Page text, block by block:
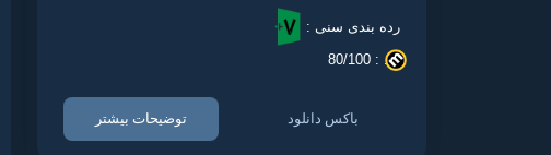
رده بندی سنی :
. :
80/100
باکس دانلود توضیحات بیشتر